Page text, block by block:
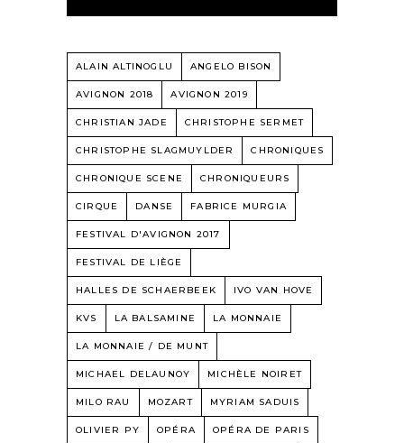
ALAIN ALTINOGLU ANGELO BISON
AVIGNON 2018 AVIGNON 2019
CHRISTIAN JADE CHRISTOPHE SERMET
CHRISTOPHE SLAGMUYLDER CHRONIQUES
CHRONIQUE SCENE CHRONIQUEURS
CIRQUE DANSE FABRICE MURGIA
FESTIVAL D'AVIGNON 2017
FESTIVAL DE LIÈGE
HALLES DE SCHAERBEEK IVO VAN HOVE
KVS LA BALSAMINE LA MONNAIE
LA MONNAIE / DE MUNT
MICHAEL DELAUNOY MICHÈLE NOIRET
MILO RAU MOZART MYRIAM SADUIS
OLIVIER PY OPÉRA OPÉRA DE PARIS